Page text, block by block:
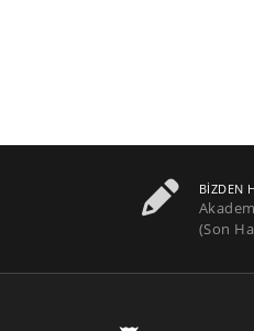
BIZDEN
(Son